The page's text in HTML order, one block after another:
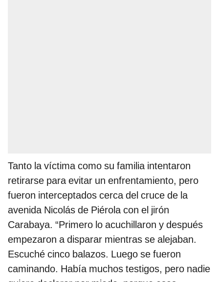
Tanto la víctima como su familia intentaron
retirarse para evitar un enfrentamiento, pero
fueron interceptados cerca del cruce de la
avenida Nicolás de Piérola con el jirón
Carabaya. “Primero lo acuchillaron y después
empezaron a disparar mientras se alejaban.
Escuché cinco balazos. Luego se fueron
caminando. Había muchos testigos, pero nadie